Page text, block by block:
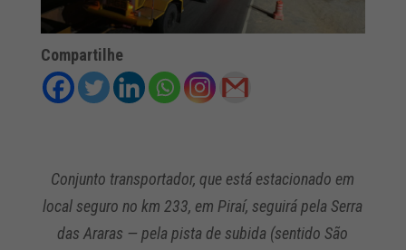
Compartilhe
Conjunto transportador, que está estacionado em
local seguro no km 233, em Piraí, seguirá pela Serra
das Araras — pela pista de subida (sentido São